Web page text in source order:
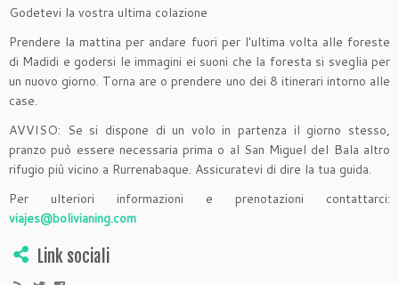
Godetevi la vostra ultima colazione
Prendere la mattina per andare fuori per l'ultima volta alle foreste
di Madidi e godersi le immagini ei suoni che la foresta si sveglia per
un nuovo giorno. Torna are o prendere uno dei 8 itinerari intorno alle
case.
AVVISO: Se si dispone di un volo in partenza il giorno stesso,
pranzo può essere necessaria prima o al San Miguel del Bala altro
rifugio più vicino a Rurrenabaque. Assicuratevi di dire la tua guida.
Per ulteriori informazioni e prenotazioni contattarci:
viajes@bolivianing.com
Link sociali